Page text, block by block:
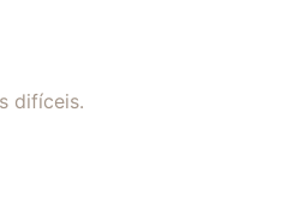
difíceis.